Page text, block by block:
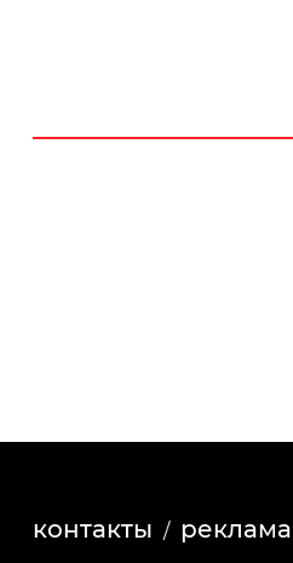
контакты реклама